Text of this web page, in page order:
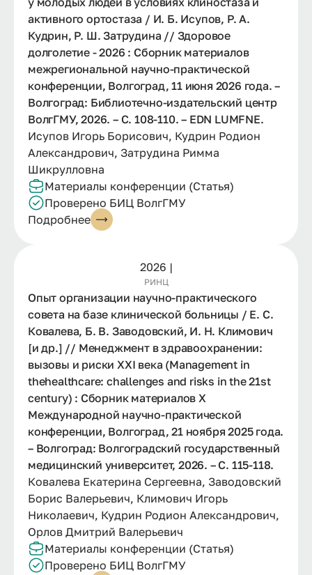
активного ортостаза / И. Б. Исупов, Р. А.
Кудрин, Р. Ш. Затрудина // Здоровое
долголетие - 2026 : Сборник материалов
межрегиональной научно-практической
конференции, Волгоград, 11 июня 2026 года. –
Волгоград: Библиотечно-издательский центр
ВолгГМУ, 2026. – С. 108-110. – EDN LUMFNE.
Исупов Игорь Борисович, Кудрин Родион
Александрович, Затрудина Римма
Шикрулловна
Материалы конференции (Статья)
Проверено БИЦ ВолгГМУ
Подробнее
2026 |
РИНЦ
Опыт организации научно-практического
совета на базе клинической больницы / Е. С.
Ковалева, Б. В. Заводовский, И. Н. Климович
[и др.] // Менеджмент в здравоохранении:
вызовы и риски XXI века (Management in
thehealthcare: challenges and risks in the 21st
century) : Сборник материалов X
Международной научно-практической
конференции, Волгоград, 21 ноября 2025 года.
– Волгоград: Волгоградский государственный
медицинский университет, 2026. – С. 115-118.
Ковалева Екатерина Сергеевна, Заводовский
Борис Валерьевич, Климович Игорь
Николаевич, Кудрин Родион Александрович,
Орлов Дмитрий Валерьевич
Материалы конференции (Статья)
Проверено БИЦ ВолгГМУ